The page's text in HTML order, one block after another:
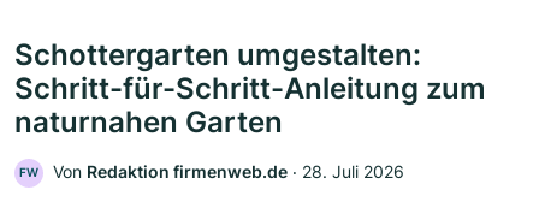
Schottergarten umgestalten:
Schritt-für-Schritt-Anleitung zum
naturnahen Garten
FW Von Redaktion firmenweb.de ‧ 28. Juli 2026